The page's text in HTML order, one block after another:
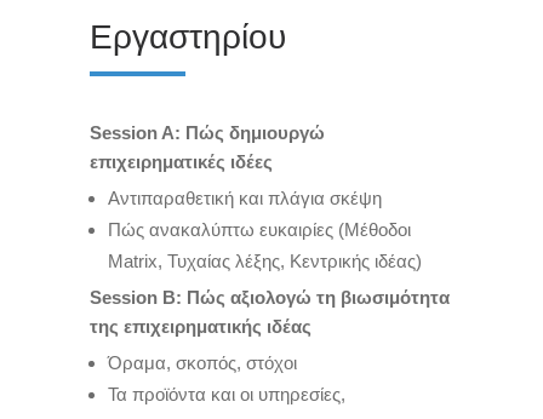
Εργαστηρίου
Session A: Πώς δημιουργώ
επιχειρηματικές ιδέες
Αντιπαραθετική και πλάγια σκέψη
Πώς ανακαλύπτω ευκαιρίες (Μέθοδοι
Matrix, Τυχαίας λέξης, Κεντρικής ιδέας)
Session Β: Πώς αξιολογώ τη βιωσιμότητα
της επιχειρηματικής ιδέας
Όραμα, σκοπός, στόχοι
Τα προϊόντα και οι υπηρεσίες,